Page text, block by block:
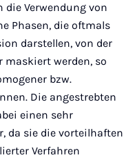
die Verwendung von
Phasen, die oftmals
darstellen, von der
werden, so
bzw.
Die angestrebten
einen sehr
da sie die vorteilhaften
Verfahren